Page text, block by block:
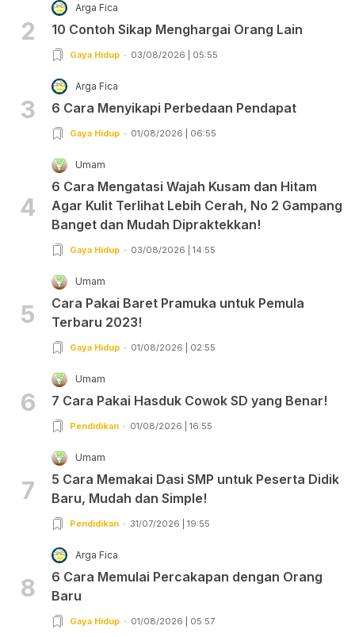
2
Arga Fica
10 Contoh Sikap Menghargai Orang Lain
Gaya Hidup 03/08/2026 | 05:55
3
Arga Fica
6 Cara Menyikapi Perbedaan Pendapat
Gaya Hidup 01/08/2026 | 06:55
4
Umam
6 Cara Mengatasi Wajah Kusam dan Hitam
Agar Kulit Terlihat Lebih Cerah, No 2 Gampang
Banget dan Mudah Dipraktekkan!
Gaya Hidup 03/08/2026 | 14:55
5
Umam
Cara Pakai Baret Pramuka untuk Pemula
Terbaru 2023!
Gaya Hidup 01/08/2026 | 02:55
6
Umam
7 Cara Pakai Hasduk Cowok SD yang Benar!
Pendidikan 01/08/2026 | 16:55
7
Umam
5 Cara Memakai Dasi SMP untuk Peserta Didik
Baru, Mudah dan Simple!
Pendidikan 31/07/2026 | 19:55
8
Arga Fica
6 Cara Memulai Percakapan dengan Orang
Baru
Gaya Hidup 01/08/2026 | 05:57